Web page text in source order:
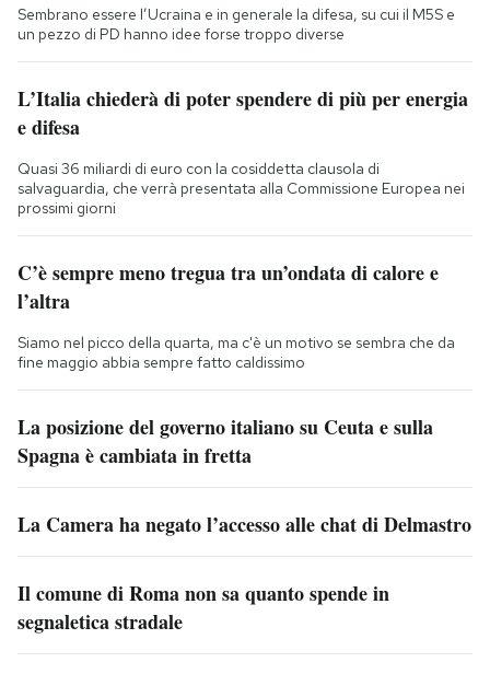
Sembrano essere l’Ucraina e in generale la difesa, su cui il M5S e
un pezzo di PD hanno idee forse troppo diverse
L’Italia chiederà di poter spendere di più per energia
e difesa
Quasi 36 miliardi di euro con la cosiddetta clausola di
salvaguardia, che verrà presentata alla Commissione Europea nei
prossimi giorni
C’è sempre meno tregua tra un’ondata di calore e
l’altra
Siamo nel picco della quarta, ma c'è un motivo se sembra che da
fine maggio abbia sempre fatto caldissimo
La posizione del governo italiano su Ceuta e sulla
Spagna è cambiata in fretta
La Camera ha negato l’accesso alle chat di Delmastro
Il comune di Roma non sa quanto spende in
segnaletica stradale